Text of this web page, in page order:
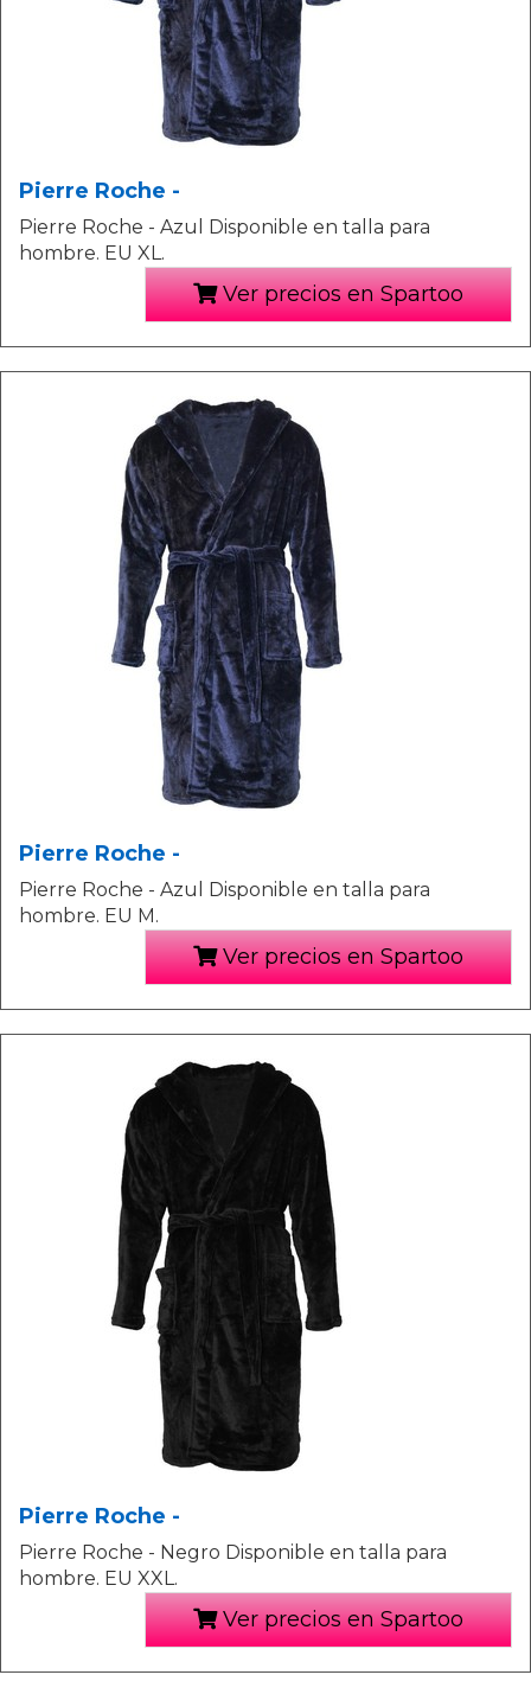
Pierre Roche -
Pierre Roche - Azul Disponible en talla para
hombre. EU XL.
Ver precios en Spartoo
Pierre Roche -
Pierre Roche - Azul Disponible en talla para
hombre. EU M.
Ver precios en Spartoo
Pierre Roche -
Pierre Roche - Negro Disponible en talla para
hombre. EU XXL.
Ver precios en Spartoo